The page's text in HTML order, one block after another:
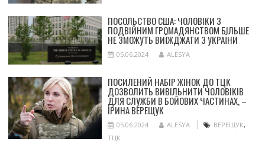
ПОСОЛЬСТВО США: ЧОЛОВІКИ З
ПОДВІЙНИМ ГРОМАДЯНСТВОМ БІЛЬШЕ
НЕ ЗМОЖУТЬ ВИЇЖДЖАТИ З УКРАЇНИ
05.06.2024 ALESYA
ПОСИЛЕНИЙ НАБІР ЖІНОК ДО ТЦК
ДОЗВОЛИТЬ ВИВІЛЬНИТИ ЧОЛОВІКІВ
ДЛЯ СЛУЖБИ В БОЙОВИХ ЧАСТИНАХ, –
ІРИНА ВЕРЕЩУК
05.06.2024 ALESYA ВЕРЕЩУК,
ТЦК